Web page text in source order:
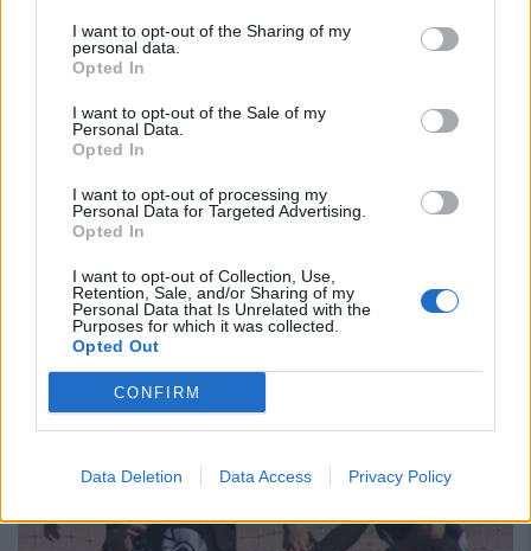
I want to opt-out of the Sharing of my
personal data.
Opted In
I want to opt-out of the Sale of my
Personal Data.
Opted In
I want to opt-out of processing my
Personal Data for Targeted Advertising.
Opted In
I want to opt-out of Collection, Use,
Retention, Sale, and/or Sharing of my
Personal Data that Is Unrelated with the
Purposes for which it was collected.
Opted Out
CONFIRM
Data Deletion Data Access Privacy Policy
La COS approda a Barisardo tra conferme, nuovi
volti e mister Loi a fare da filo conduttore
9 Ago 2026
nuova base di Barisardo. Una continua evoluzione per il club
gialloblù, un percorso itinerante ma con un filo conduttore, quello…